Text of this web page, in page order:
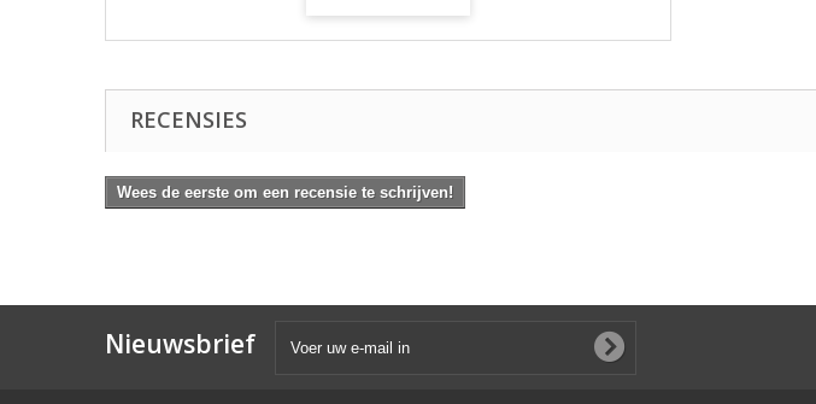
RECENSIES
Wees de eerste om een recensie te schrijven!
Nieuwsbrief